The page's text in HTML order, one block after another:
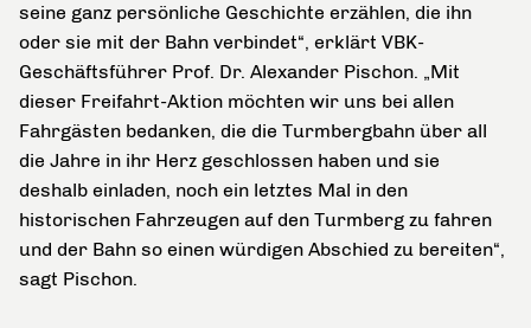
seine ganz persönliche Geschichte erzählen, die ihn
oder sie mit der Bahn verbindet“, erklärt VBK-
Geschäftsführer Prof. Dr. Alexander Pischon. „Mit
dieser Freifahrt-Aktion möchten wir uns bei allen
Fahrgästen bedanken, die die Turmbergbahn über all
die Jahre in ihr Herz geschlossen haben und sie
deshalb einladen, noch ein letztes Mal in den
historischen Fahrzeugen auf den Turmberg zu fahren
und der Bahn so einen würdigen Abschied zu bereiten“,
sagt Pischon.